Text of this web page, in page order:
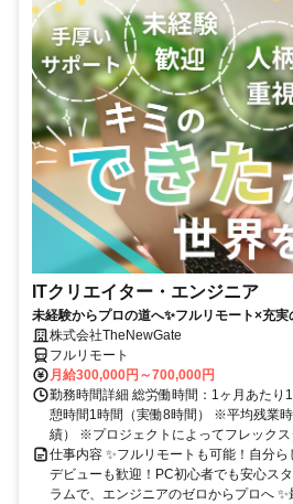
ITクリエイター・エンジニア
未経験からプロの道へ✨フルリモート×充実
株式会社TheNewGate
フルリモート
月給300,000円～700,000円
勤務時間詳細 総労働時間：1ヶ月あた
憩時間1時間（実働8時間） ※平均残業
績） ※プロジェクトによってフレックス
仕事内容 ✨フルリモートも可能！自分
デビューも歓迎！PC初心者でも安心ス
ラムで、エンジニアのゼロからプロへ